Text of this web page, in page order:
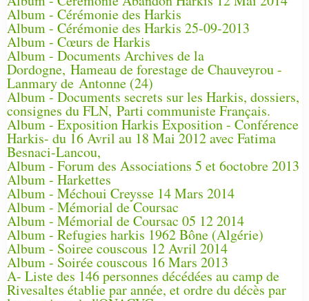
Album - Cérémonie des Harkis
Album - Cérémonie des Harkis 25-09-2013
Album - Cœurs de Harkis
Album - Documents Archives de la
Dordogne, Hameau de forestage de Chauveyrou -
Lanmary de Antonne (24)
Album - Documents secrets sur les Harkis, dossiers,
consignes du FLN, Parti communiste Français.
Album - Exposition Harkis Exposition - Conférence
Harkis- du 16 Avril au 18 Mai 2012 avec Fatima
Besnaci-Lancou,
Album - Forum des Associations 5 et 6octobre 2013
Album - Harkettes
Album - Méchoui Creysse 14 Mars 2014
Album - Mémorial de Coursac
Album - Mémorial de Coursac 05 12 2014
Album - Refugies harkis 1962 Bône (Algérie)
Album - Soiree couscous 12 Avril 2014
Album - Soirée couscous 16 Mars 2013
A- Liste des 146 personnes décédées au camp de
Rivesaltes établie par année, et ordre du décès par